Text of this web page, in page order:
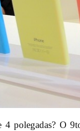
polegadas? O